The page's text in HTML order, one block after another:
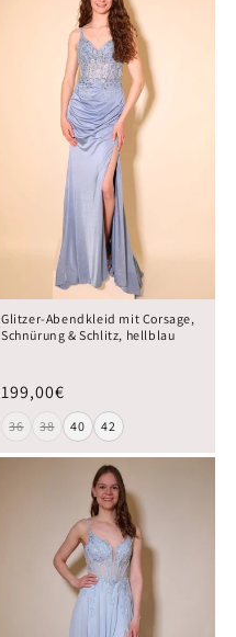
Glitzer-Abendkleid mit Corsage,
Schnürung & Schlitz, hellblau
199,00€
36 38 40 42